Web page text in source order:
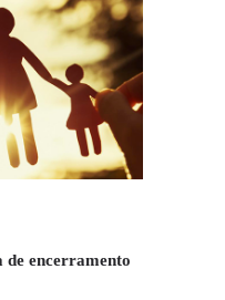
de encerramento